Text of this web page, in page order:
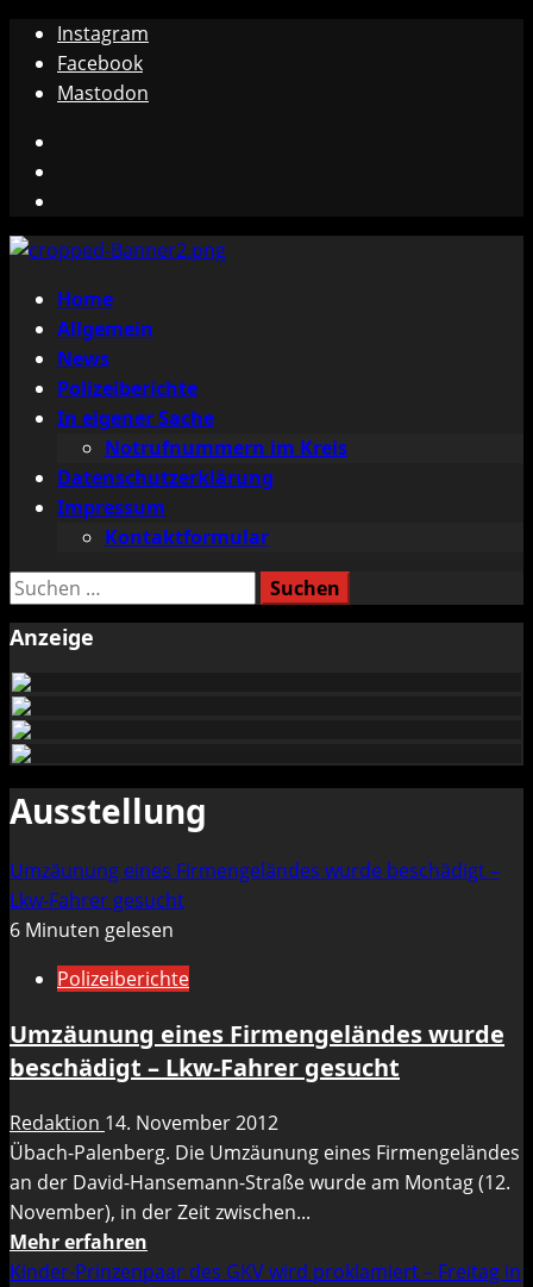
Zum
Inhalt
springen
Instagram
Facebook
Mastodon
Primäres
Menü
Home
Allgemein
News
Polizeiberichte
In eigener Sache
Notrufnummern im Kreis
Datenschutzerklärung
Impressum
Kontaktformular
Suchen
Anzeige
Ausstellung
Umzäunung eines Firmengeländes wurde beschädigt –
Lkw-Fahrer gesucht
6 Minuten gelesen
Polizeiberichte
Umzäunung eines Firmengeländes wurde
beschädigt – Lkw-Fahrer gesucht
Redaktion 14. November 2012
Übach-Palenberg. Die Umzäunung eines Firmengeländes
an der David-Hansemann-Straße wurde am Montag (12.
November), in der Zeit zwischen...
Mehr erfahren
Informationen
Kinder-Prinzenpaar des GKV wird proklamiert – Freitag in